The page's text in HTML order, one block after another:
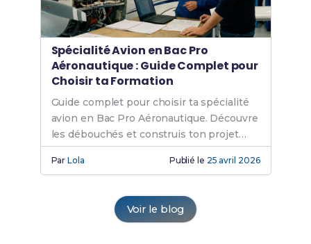
Spécialité Avion en Bac Pro
Aéronautique : Guide Complet pour
Choisir ta Formation
Guide complet pour choisir ta spécialité
avion en Bac Pro Aéronautique. Découvre
les débouchés et construis ton projet
professionnel.
ParLola Publié le 25 avril 2026
Voir le blog